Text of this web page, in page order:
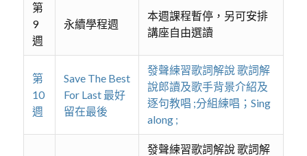
第
9
週
永續學程週
本週課程暫停，另可安排
講座自由選讀
第
10
週
Save The Best
For Last 最好
留在最後
發聲練習歌詞解說 歌詞解
說郎讀及歌手背景介紹及
逐句教唱 ;分組練唱；Sing
along ;
發聲練習歌詞解說 歌詞解